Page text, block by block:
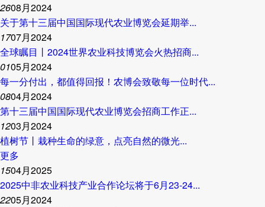
2608月2024
关于第十三届中国国际现代农业博览会延期举...
1707月2024
全球瞩目丨2024世界农业科技博览会火热招商...
0105月2024
每一分付出，都值得回报！农博会致敬每一位时代...
0804月2024
第十三届中国国际现代农业博览会招商工作正...
1203月2024
植树节丨栽种生命的绿意，点亮自然的微光...
更多
1504月2025
2025中非农业科技产业合作论坛将于6月23-24...
2205月2024